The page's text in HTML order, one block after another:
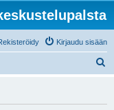
Kirjaudu sisään